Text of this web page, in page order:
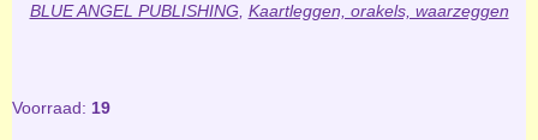
BLUE ANGEL PUBLISHING, Kaartleggen, orakels, waarzeggen
Voorraad: 19